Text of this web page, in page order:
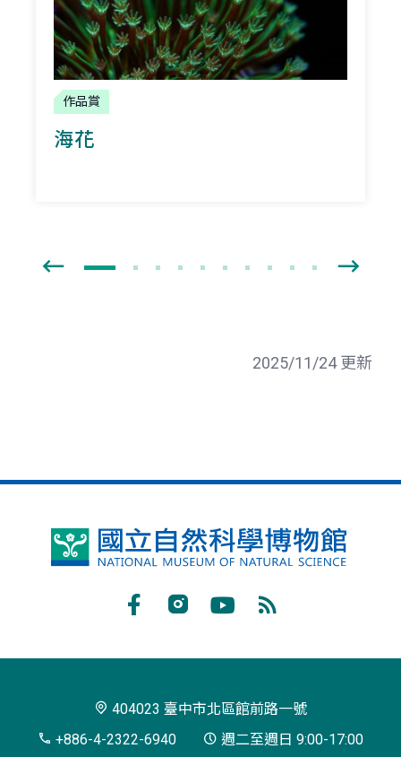
作品賞
海花
2025/11/24 更新
國
博
閱
404023 臺中市北區館前路一號
+886-4-2322-6940
週二至週日 9:00-17:00